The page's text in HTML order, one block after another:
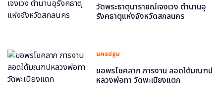
วัดพระธาตุนารายณ์เจงเวง ตำนานอุ
รังคธาตุแห่งจังหวัดสกลนคร
นครปฐม
ขอพรโชคลาภ การงาน ลอดใต้มณฑป
หลวงพ่อทา วัดพะเนียงแตก